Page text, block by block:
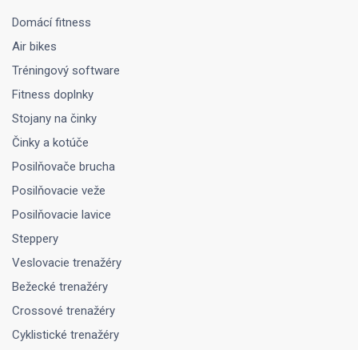
Domácí fitness
Air bikes
Tréningový software
Fitness doplnky
Stojany na činky
Činky a kotúče
Posilňovače brucha
Posilňovacie veže
Posilňovacie lavice
Steppery
Veslovacie trenažéry
Bežecké trenažéry
Crossové trenažéry
Cyklistické trenažéry